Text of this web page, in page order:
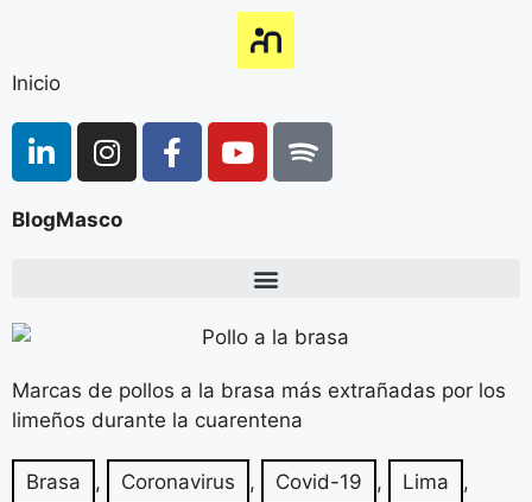
Inicio
BlogMasco
Marcas de pollos a la brasa más extrañadas por los
limeños durante la cuarentena
Brasa , Coronavirus , Covid-19 , Lima ,